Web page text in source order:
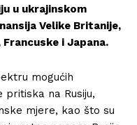
u ukrajinskom
Velike Britanije,
Francuske i Japana.
mogućih
pritiska na Rusiju,
mjere, kao što su